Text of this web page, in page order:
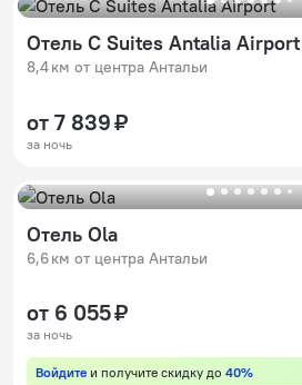
Отель C Suites Antalia Airport
8,4 км от центра Антальи
от 7 839 ₽
за ночь
Отель Ola
6,6 км от центра Антальи
от 6 055 ₽
за ночь
Войдите и получите скидку до 40%